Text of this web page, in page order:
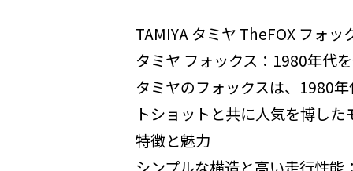
TAMIYA タミヤ TheFOX フォ
タミヤ フォックス：1980年代
タミヤのフォックスは、1980
トショットと共に人気を博した
特徴と魅力